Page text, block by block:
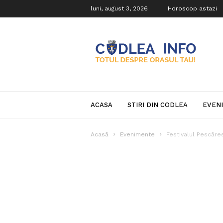
luni, august 3, 2026 Horoscop astazi
Info
ACASA STIRI DIN CODLEA
Acasă Evenimente Festivalul